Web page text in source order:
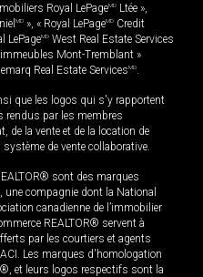
Royal LePageMD Ltée »,
MD », « Royal LePageMD Credit
LePageMD West Real Estate Services
immeubles Mont-Tremblant »
Real Estate ServicesMD.
que les logos qui s'y rapportent
rendus par les membres
de la vente et de la location de
de vente collaborative.
sont des marques
une compagnie dont la National
canadienne de l’immobilier
REALTOR® servent à
par les courtiers et agents
Les marques d'homologation
et leurs logos respectifs sont la